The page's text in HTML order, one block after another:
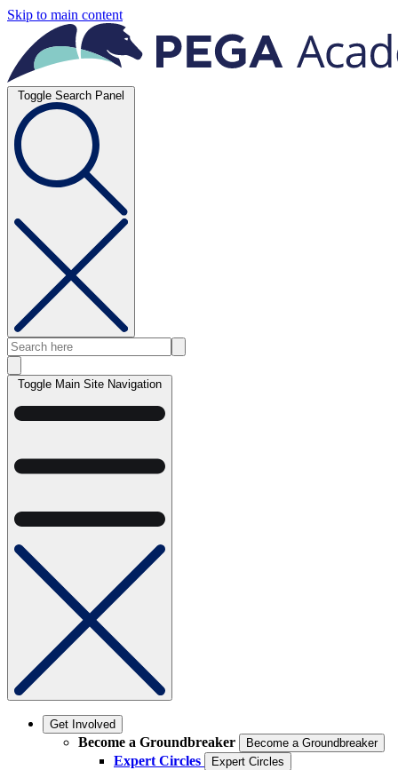
Skip to main content
Toggle Search Panel
Toggle Main Site Navigation
Get Involved
Become a Groundbreaker Become a Groundbreaker
Expert Circles Expert Circles